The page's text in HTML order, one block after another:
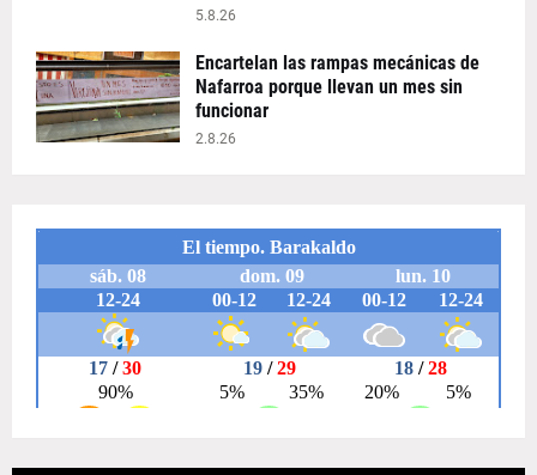
5.8.26
Encartelan las rampas mecánicas de
Nafarroa porque llevan un mes sin
funcionar
2.8.26